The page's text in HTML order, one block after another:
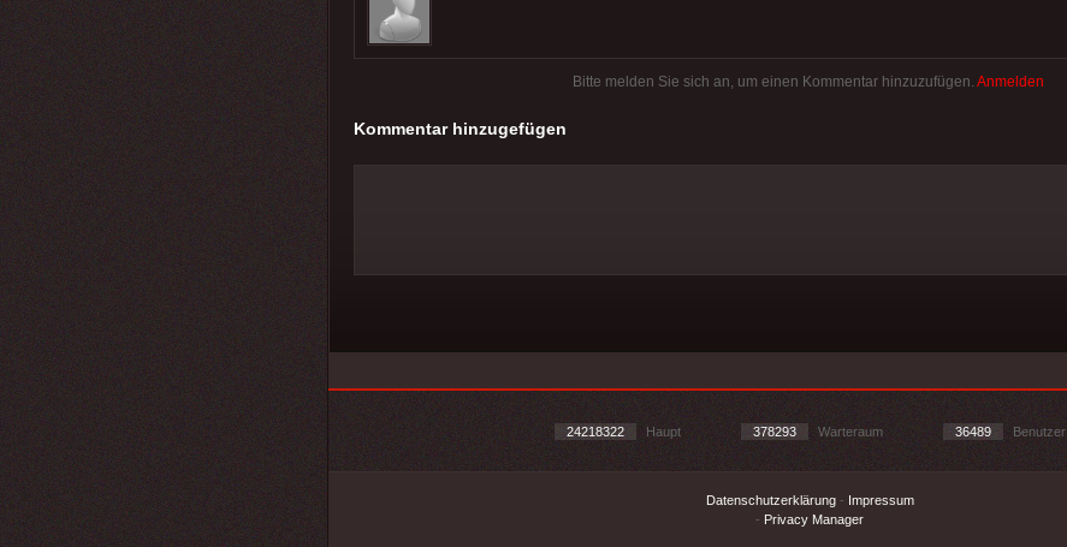
Bitte melden Sie sich an, um einen Kommentar hinzuzufügen. Anmelden
Kommentar hinzugefügen
24218322 Haupt 378293 Warteraum 36489 Benutzer
Datenschutzerklärung- Impressum
- Privacy Manager